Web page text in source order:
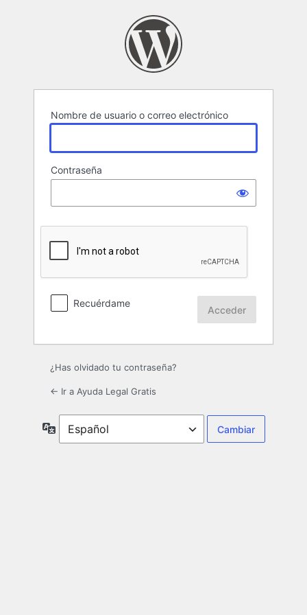
Nombre de usuario o correo electrónico
Contraseña
Recuérdame
¿Has olvidado tu contraseña?
← Ir a Ayuda Legal Gratis
Idioma